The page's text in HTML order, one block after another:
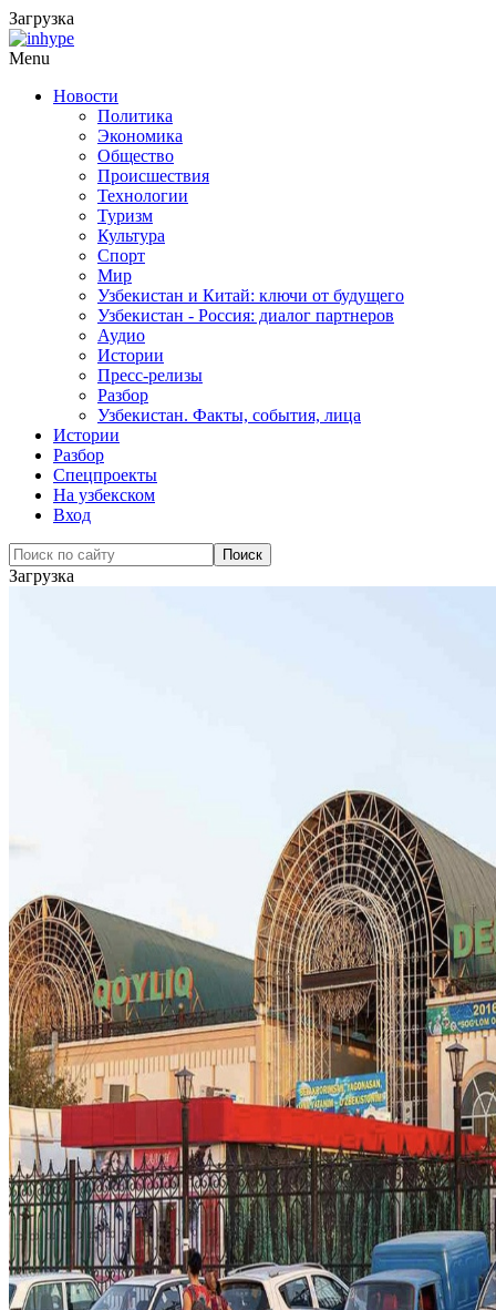
Загрузка
Menu
Новости
Политика
Экономика
Общество
Происшествия
Технологии
Туризм
Культура
Спорт
Мир
Узбекистан и Китай: ключи от будущего
Узбекистан - Россия: диалог партнеров
Аудио
Истории
Пресс-релизы
Разбор
Узбекистан. Факты, события, лица
Истории
Разбор
Спецпроекты
На узбекском
Вход
Загрузка